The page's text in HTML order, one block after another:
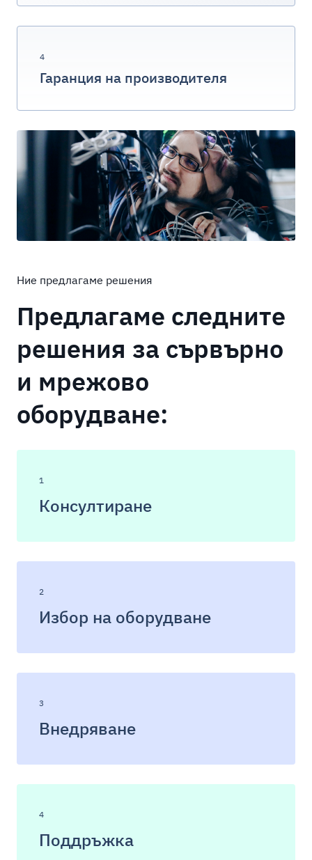
4
Гаранция на производителя
Ние предлагаме решения
Предлагаме следните
решения за сървърно
и мрежово
оборудване:
1
Консултиране
2
Избор на оборудване
3
Внедряване
4
Поддръжка